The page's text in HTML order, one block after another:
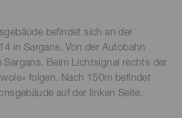
befindet sich an der
in Sargans. Von der Autobahn
Sargans. Beim Lichtsignal rechts der
folgen. Nach 150m befindet
auf der linken Seite.